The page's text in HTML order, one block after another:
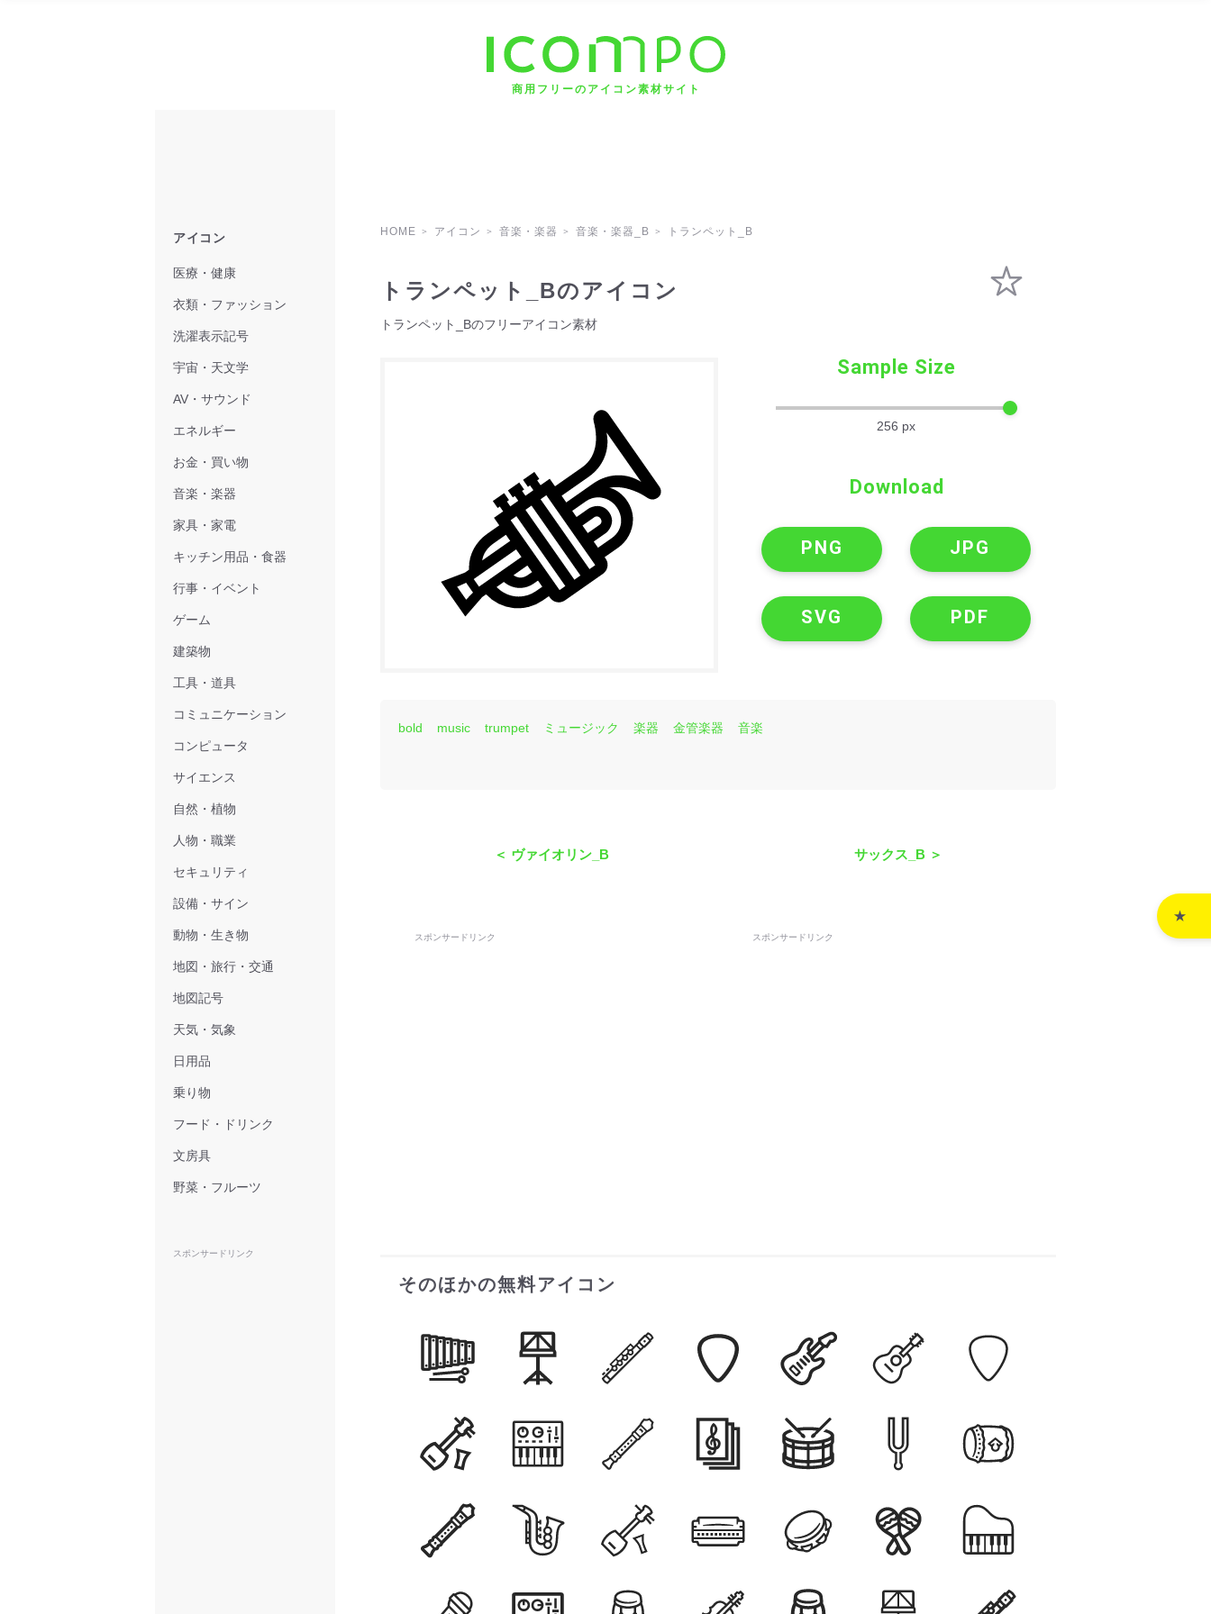
商用フリーのアイコン素材サイト
HOME アイコン 音楽・楽器 音楽・楽器_B トランペット_B
トランペット_Bのアイコン
トランペット_Bのフリーアイコン素材
Sample Size
256 px
Download
PNG JPG
SVG PDF
bold music trumpet ミュージック 楽器 金管楽器 音楽
＜ ヴァイオリン_B サックス_B ＞
スポンサードリンク スポンサードリンク
そのほかの無料アイコン
アイコン
医療・健康
衣類・ファッション
洗濯表示記号
宇宙・天文学
AV・サウンド
エネルギー
お金・買い物
音楽・楽器
家具・家電
キッチン用品・食器
行事・イベント
ゲーム
建築物
工具・道具
コミュニケーション
コンピュータ
サイエンス
自然・植物
人物・職業
セキュリティ
設備・サイン
動物・生き物
地図・旅行・交通
地図記号
天気・気象
日用品
乗り物
フード・ドリンク
文房具
野菜・フルーツ
スポンサードリンク